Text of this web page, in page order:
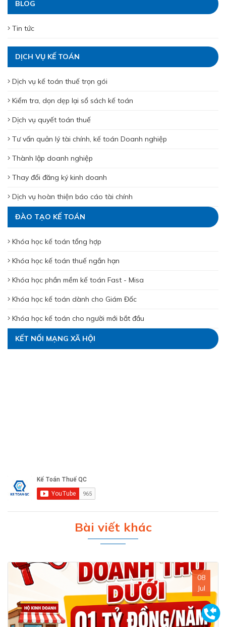
BLOG
Tin tức
DỊCH VỤ KẾ TOÁN
Dịch vụ kế toán thuế trọn gói
Kiểm tra, dọn dẹp lại sổ sách kế toán
Dịch vụ quyết toán thuế
Tư vấn quản lý tài chính, kế toán Doanh nghiệp
Thành lập doanh nghiệp
Thay đổi đăng ký kinh doanh
Dịch vụ hoàn thiện báo cáo tài chính
ĐÀO TẠO KẾ TOÁN
Khóa học kế toán tổng hợp
Khóa học kế toán thuế ngắn hạn
Khóa học phần mềm kế toán Fast - Misa
Khóa học kế toán dành cho Giám Đốc
Khóa học kế toán cho người mới bắt đầu
KẾT NỐI MẠNG XÃ HỘI
Bài viết khác
08
Jul